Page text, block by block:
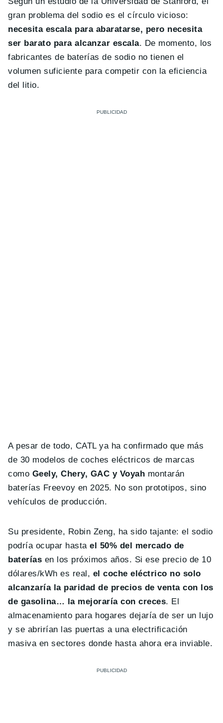
gran problema del sodio es el círculo vicioso:
necesita escala para abaratarse, pero necesita
ser barato para alcanzar escala. De momento, los
fabricantes de baterías de sodio no tienen el
volumen suficiente para competir con la eficiencia
del litio.
A pesar de todo, CATL ya ha confirmado que más
de 30 modelos de coches eléctricos de marcas
como Geely, Chery, GAC y Voyah montarán
baterías Freevoy en 2025. No son prototipos, sino
vehículos de producción.
Su presidente, Robin Zeng, ha sido tajante: el sodio
podría ocupar hastael 50% del mercado de
baterías en los próximos años. Si ese precio de 10
dólares/kWh es real, el coche eléctrico no solo
alcanzaría la paridad de precios de venta con los
de gasolina… la mejoraríacon creces. El
almacenamiento para hogares dejaría de ser un lujo
y se abrirían las puertas a una electrificación
masiva en sectores donde hasta ahora era inviable.